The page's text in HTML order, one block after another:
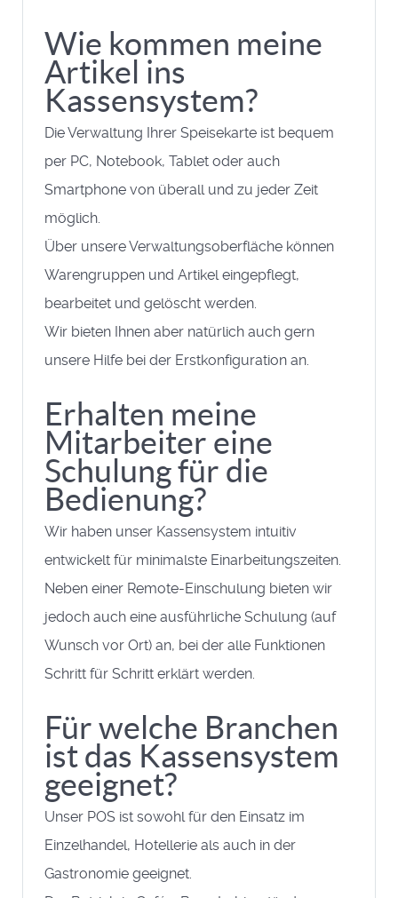
Wie kommen meine
Artikel ins
Kassensystem?
Die Verwaltung Ihrer Speisekarte ist bequem
per PC, Notebook, Tablet oder auch
Smartphone von überall und zu jeder Zeit
möglich.
Über unsere Verwaltungsoberfläche können
Warengruppen und Artikel eingepflegt,
bearbeitet und gelöscht werden.
Wir bieten Ihnen aber natürlich auch gern
unsere Hilfe bei der Erstkonfiguration an.
Erhalten meine
Mitarbeiter eine
Schulung für die
Bedienung?
Wir haben unser Kassensystem intuitiv
entwickelt für minimalste Einarbeitungszeiten.
Neben einer Remote-Einschulung bieten wir
jedoch auch eine ausführliche Schulung (auf
Wunsch vor Ort) an, bei der alle Funktionen
Schritt für Schritt erklärt werden.
Für welche Branchen
ist das Kassensystem
geeignet?
Unser POS ist sowohl für den Einsatz im
Einzelhandel, Hotellerie als auch in der
Gastronomie geeignet.